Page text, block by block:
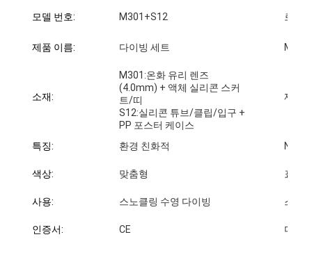
모델 번호: M301+S12 로고:
제품 이름: 다이빙 세트 MOQ:
소재:
M301:온화 유리 렌즈
(4.0mm) + 액체 실리콘 스커
트/띠
S12:실리콘 튜브/클립/입구 +
PP 포스터 케이스
제품
특징: 환경 친화적 N.W:
색상: 맞춤형 표본:
사용: 스노클링 수영 다이빙 스커
인증서: CE 다음